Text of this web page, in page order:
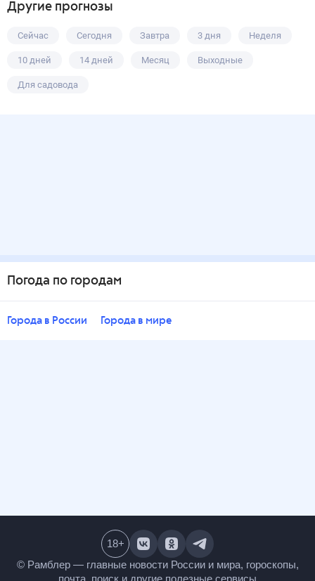
Другие прогнозы
Сейчас Сегодня Завтра 3 дня Неделя
10 дней 14 дней Месяц Выходные
Для садовода
Погода по городам
Города в России Города в мире
© Рамблер — главные новости России и мира,
18+